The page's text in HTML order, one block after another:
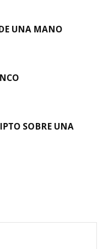
UNA MANO
SOBRE UNA